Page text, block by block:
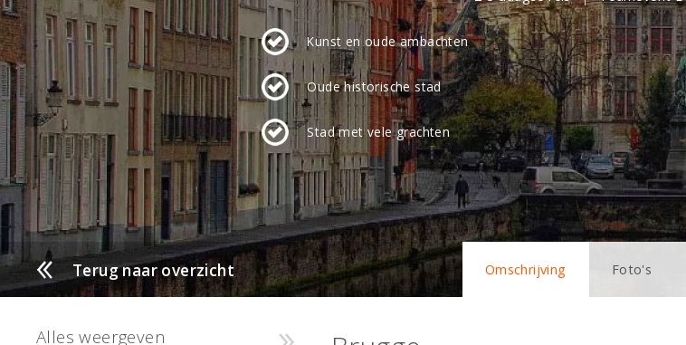
Kunst en oude ambachten
Oude historische stad
Stad met vele grachten
Omschrijving Foto's
Terug naar overzicht
Alles weergeven